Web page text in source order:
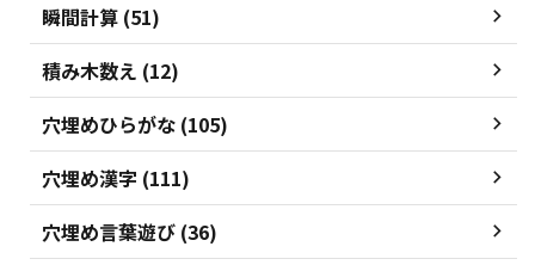
瞬間計算 (51)
積み木数え (12)
穴埋めひらがな (105)
穴埋め漢字 (111)
穴埋め言葉遊び (36)